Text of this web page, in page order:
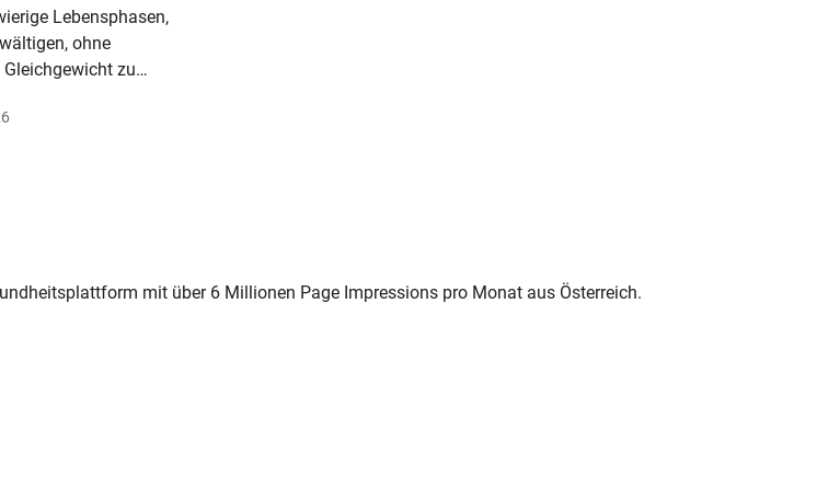
wie sie entsteht und
können.
Lebensphasen,
ohne
zu
umzugehen
wieder
mit über 6 Millionen Page Impressions pro Monat aus Österreich.